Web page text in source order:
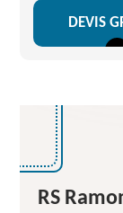
DEVIS
RS